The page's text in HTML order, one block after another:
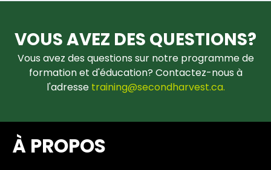
VOUS AVEZ DES QUESTIONS?
Vous avez des questions sur notre programme de
formation et d'éducation? Contactez-nous à
l'adresse training@secondharvest.ca.
À PROPOS